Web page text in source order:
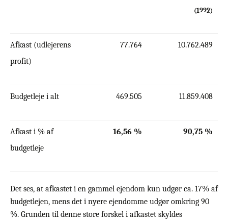
(1992)
Afkast (udlejerens
profit)
77.764 10.762.489
Budgetleje i alt 469.505 11.859.408
Afkast i % af
budgetleje
16,56 % 90,75 %
Det ses, at afkastet i en gammel ejendom kun udgør ca. 17% af
budgetlejen, mens det i nyere ejendomme udgør omkring 90
%. Grunden til denne store forskel i afkastet skyldes